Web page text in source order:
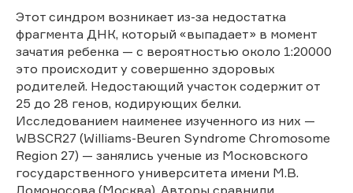
Этот синдром возникает из-за недостатка
фрагмента ДНК, который «выпадает» в момент
зачатия ребенка — с вероятностью около 1:20000
это происходит у совершенно здоровых
родителей. Недостающий участок содержит от
25 до 28 генов, кодирующих белки.
Исследованием наименее изученного из них —
WBSCR27 (Williams-Beuren Syndrome Chromosome
Region 27) — занялись ученые из Московского
государственного университета имени М.В.
Ломоносова (Москва). Авторы сравнили